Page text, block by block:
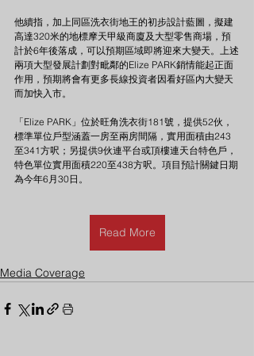
他續指，加上同區洗衣街地王的初步設計藍圖，擬建
高達320米的地標摩天甲級商廈及大型零售商場，預
計於6年後落成，可以預期區域即將迎來大變天。上述
兩項大型發展計劃對毗鄰的Elize PARK銷情能起正面
作用，預期將會有更多長線投資者因看好區內大變天
而加快入市。
「Elize PARK」位於旺角洗衣街181號，提供52伙，
標準單位戶型涵蓋一房至兩房間隔，實用面積由243
至341方呎；另提供9伙連平台或頂樓連天台特色戶，
特色單位實用面積220至438方呎。項目預計關鍵日期
為今年6月30日。
Read More
Media Coverage